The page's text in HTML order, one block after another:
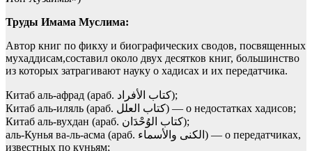
Труды Имама Муслима:
Автор книг по фикху и биографических сводов, посвященных
мухаддисам,составил около двух десятков книг, большинство
из которых затрагивают науку о хадисах и их передатчика.
Китаб аль-афрад (араб. كتاب الأفراد‎);
Китаб аль-иляль (араб. كتاب العلل‎) — о недостатках хадисов;
Китаб аль-вухдан (араб. كتاب الوُحْدَان‎);
аль-Кунья ва-ль-асма (араб. الكنى والأسماء‎) — о передатчиках,
известных по куньям;